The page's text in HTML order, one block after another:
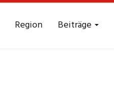
Region Beiträge